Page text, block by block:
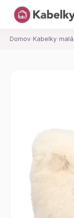
Domov› Kabelky›